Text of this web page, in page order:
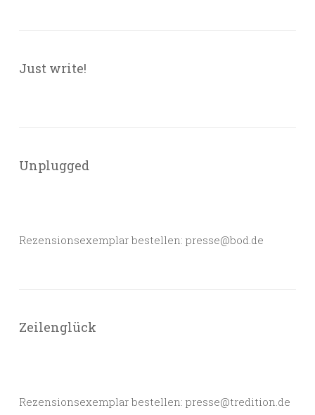
Just write!
Unplugged
Rezensionsexemplar bestellen: presse@bod.de
Zeilenglück
Rezensionsexemplar bestellen: presse@tredition.de